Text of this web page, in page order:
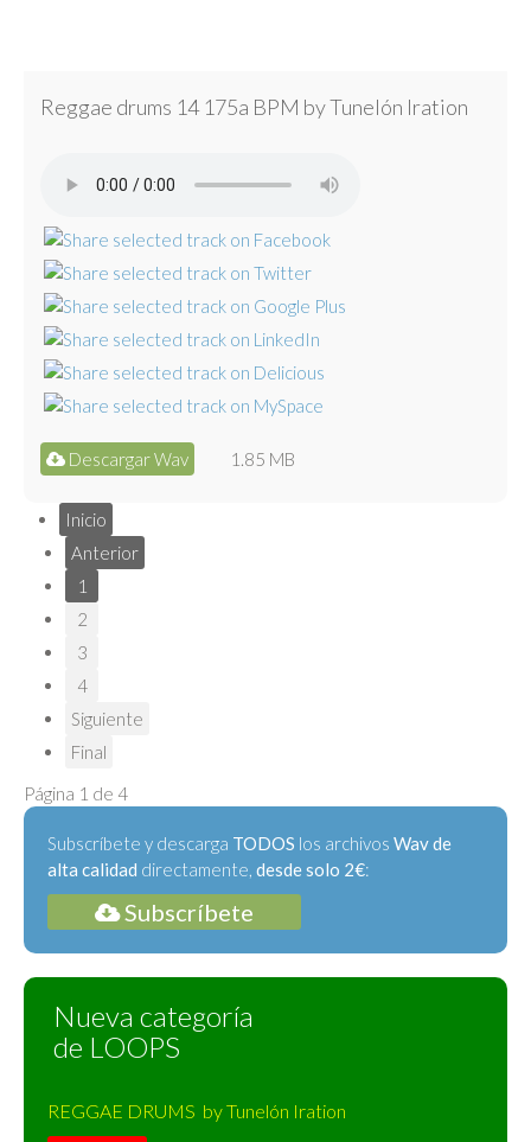
Reggae drums 14 175a BPM by Tunelón Iration
Descargar Wav 1.85 MB
Inicio
Anterior
1
2
3
4
Siguiente
Final
Página 1 de 4
Subscríbete y descarga TODOS los archivos Wav de
alta calidad directamente, desde solo 2€:
Subscríbete
Nueva categoría
de LOOPS
REGGAE DRUMS by Tunelón Iration